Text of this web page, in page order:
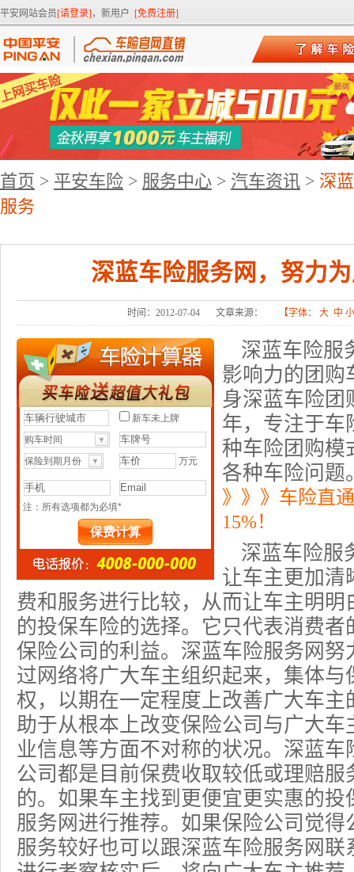
平安网站会员[请登录] ，新用户 [免费注册]
首页 > 平安车险 > 服务中心 > 汽车资讯 > 深
服务
深蓝车险服务网，努力
时间：2012-07-04 文章来源： 【字体： 大 中 小
深蓝车险服
影响力的团购
身深蓝车险团
年，专注于车
种车险团购模
各种车险问题
》》》车险直
15%！
深蓝车险服
让车主更加清
费和服务进行比较，从而让车主明
的投保车险的选择。它只代表消费
保险公司的利益。深蓝车险服务网
过网络将广大车主组织起来，集体
权，以期在一定程度上改善广大车
助于从根本上改变保险公司与广大
业信息等方面不对称的状况。深蓝
公司都是目前保费收取较低或理赔
的。如果车主找到更便宜更实惠的
服务网进行推荐。如果保险公司觉
服务较好也可以跟深蓝车险服务网